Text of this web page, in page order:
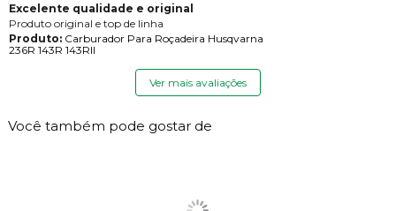
Excelente qualidade e original
Produto original e top de linha
Produto:Carburador Para Roçadeira Husqvarna
236R 143R 143RII
Ver mais avaliações
Você também pode gostar de